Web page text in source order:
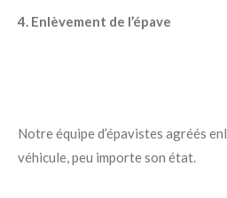
4. Enlèvement de l’épave
Notre équipe d’épavistes agréés
véhicule, peu importe son état.